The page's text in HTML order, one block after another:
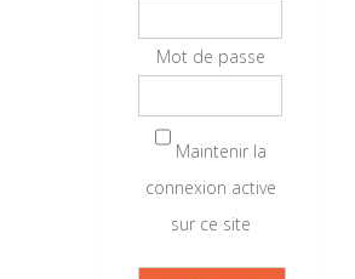
Mot de passe
Maintenir la
connexion active
sur ce site